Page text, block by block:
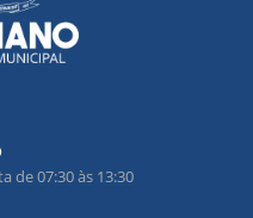
de 07:30 às 13:30